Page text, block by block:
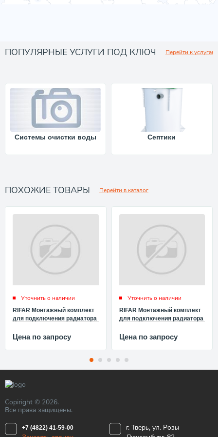
ПОПУЛЯРНЫЕ УСЛУГИ ПОД КЛЮЧ Перейти к услугам
Системы очистки воды Септики
ПОХОЖИЕ ТОВАРЫ Перейти в каталог
Уточнить о наличии
RIFAR Монтажный комплект
для подключения радиатора
Цена по запросу
Уточнить о наличии
RIFAR Монтажный комплект
для подключения радиатора
Цена по запросу
Copiright © 2026.
Все права защищены.
+7 (4822) 41-59-00
г. Тверь, ул. Розы